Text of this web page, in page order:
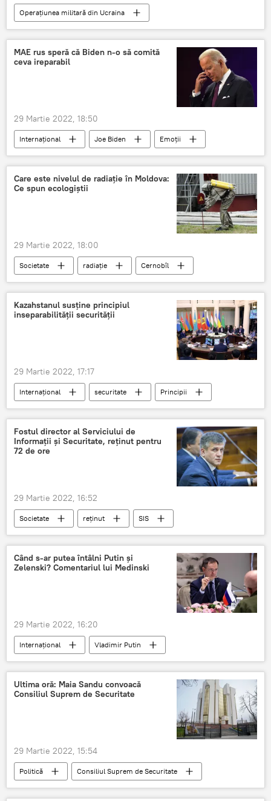
Operațiunea militară din Ucraina
Klaus Iohannis
Volodimir Zelenski
discuție
telefon
MAE rus speră că Biden n-o să comită
ceva ireparabil
29 Martie 2022, 18:50
Internațional Joe Biden Emoții
Care este nivelul de radiație în Moldova:
Ce spun ecologiștii
29 Martie 2022, 18:00
Societate radiație
Cernobîl
incendiu
Kazahstanul susține principiul
inseparabilității securității
29 Martie 2022, 17:17
Internațional securitate
Principii
Kazahstan
Regiune
conflicte
soluționare
Fostul director al Serviciului de
Informații și Securitate, reținut pentru
72 de ore
29 Martie 2022, 16:52
Societate reținut
SIS
percheziții
martie Știri din Moldova
Când s-ar putea întâlni Putin și
Zelenski? Comentariul lui Medinski
29 Martie 2022, 16:20
Internațional
Vladimir Putin
Volodimir Zelenski
Întâlnire
Acord
pace
Rusia
negocieri
Ucraina
Ultima oră: Maia Sandu convoacă
Consiliul Suprem de Securitate
29 Martie 2022, 15:54
Politică
Consiliul Suprem de Securitate
ședință
Maia Sandu președinte